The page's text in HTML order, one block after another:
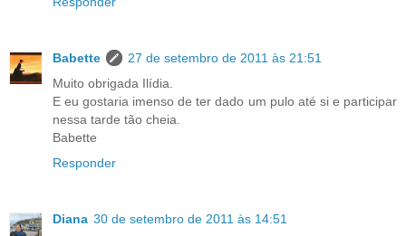
Babette
27 de setembro de 2011 às 21:51
Muito obrigada Ilídia.
E eu gostaria imenso de ter dado um pulo até si e participar
nessa tarde tão cheia.
Babette
Responder
Diana 30 de setembro de 2011 às 14:51